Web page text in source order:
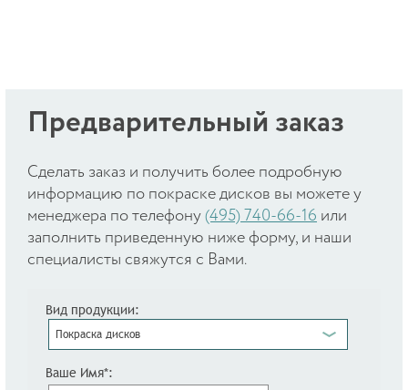
Предварительный заказ
Cделать заказ и получить более подробную
информацию по покраске дисков вы можете у
менеджера по телефону (495) 740-66-16 или
заполнить приведенную ниже форму, и наши
специалисты свяжутся с Вами.
Вид продукции:
Покраска дисков
Ваше Имя*: